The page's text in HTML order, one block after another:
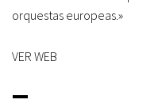
orquestas europeas.»
VER WEB